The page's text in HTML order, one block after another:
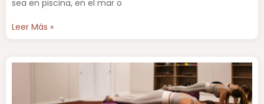
sea en piscina, en el mar o
Leer Más »